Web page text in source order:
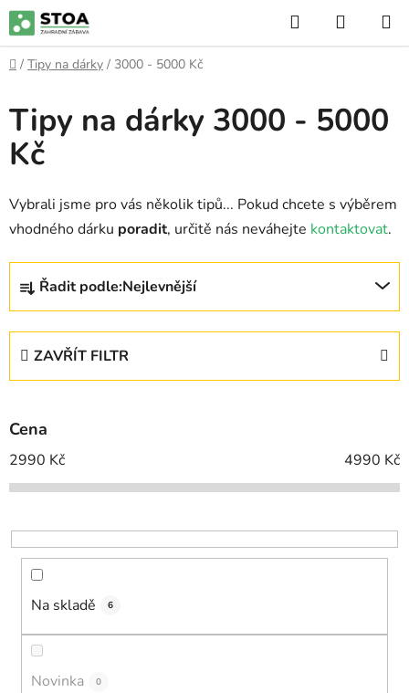
Přejít
na
obsah
Hledat
KOŠÍK
Domů
/ Tipy na dárky / 3000 - 5000 Kč
Tipy na dárky 3000 - 5000
Kč
Vybrali jsme pro vás několik tipů... Pokud chcete s výběrem
vhodného dárku poradit, určitě nás neváhejte kontaktovat.
Ř
z
p
r
o
d
k
t
Řadit podle:Nejlevnější
ZAVŘÍT FILTR
Cena
2990 Kč 4990 Kč
Na skladě 6
Novinka 0